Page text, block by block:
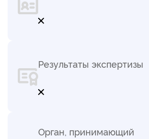
Результаты экспертизы
Орган, принимающий